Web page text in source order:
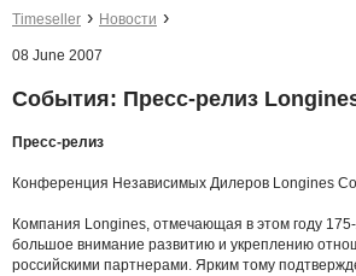
Timeseller Новости
08 June 2007
События: Пресс-релиз
Пресс-релиз
Конференция Независимых Дилеров Longines
Компания Longines, отмечающая в этом году
большое внимание развитию и укреплению
российскими партнерами. Ярким тому